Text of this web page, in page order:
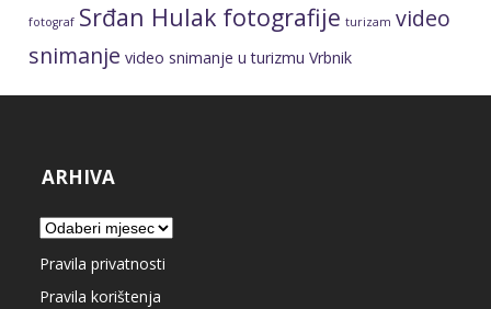
fotograf Srđan Hulak fotografije turizam video
snimanje video snimanje u turizmu Vrbnik
ARHIVA
Arhiva
Pravila privatnosti
Pravila korištenja